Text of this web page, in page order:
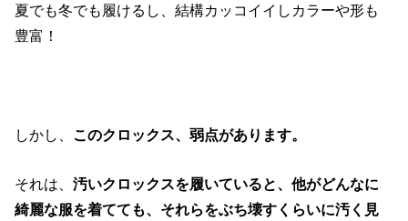
夏でも冬でも履けるし、結構カッコイイしカラーや形も
豊富！
しかし、 このクロックス、弱点があります。
それは、汚いクロックスを履いていると、他がどんなに
綺麗な服を着てても、 それらをぶち壊すくらいに汚く見